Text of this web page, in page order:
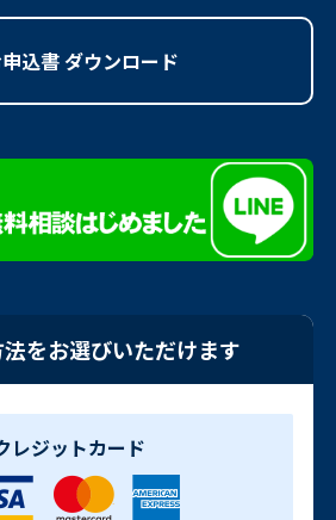
込書 ダウンロード
をお選びいただけます
レジットカード